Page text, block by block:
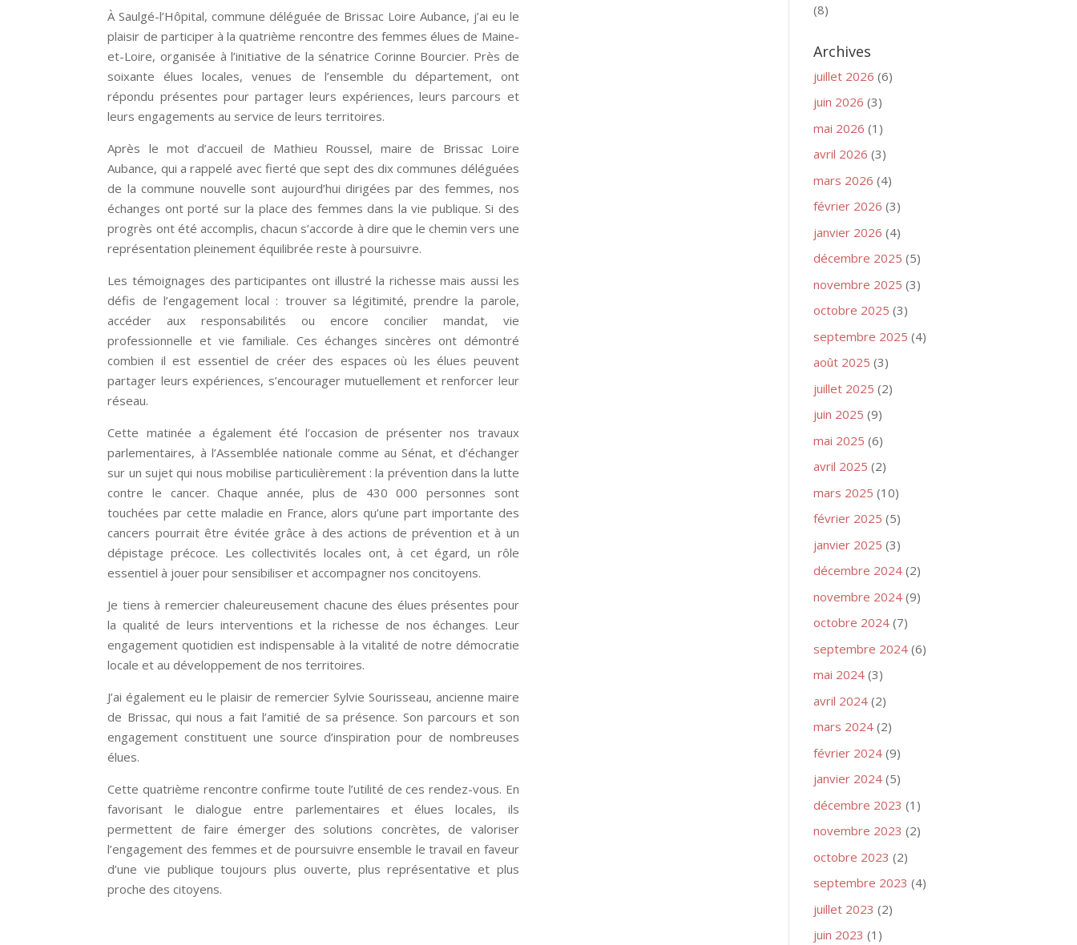
À Saulgé-l’Hôpital, commune déléguée de Brissac Loire Aubance, j’ai eu le
plaisir de participer à la quatrième rencontre des femmes élues de Maine-
et-Loire, organisée à l’initiative de la sénatrice Corinne Bourcier. Près de
soixante élues locales, venues de l’ensemble du département, ont
répondu présentes pour partager leurs expériences, leurs parcours et
leurs engagements au service de leurs territoires.
Après le mot d’accueil de Mathieu Roussel, maire de Brissac Loire
Aubance, qui a rappelé avec fierté que sept des dix communes déléguées
de la commune nouvelle sont aujourd’hui dirigées par des femmes, nos
échanges ont porté sur la place des femmes dans la vie publique. Si des
progrès ont été accomplis, chacun s’accorde à dire que le chemin vers une
représentation pleinement équilibrée reste à poursuivre.
Les témoignages des participantes ont illustré la richesse mais aussi les
défis de l’engagement local : trouver sa légitimité, prendre la parole,
accéder aux responsabilités ou encore concilier mandat, vie
professionnelle et vie familiale. Ces échanges sincères ont démontré
combien il est essentiel de créer des espaces où les élues peuvent
partager leurs expériences, s’encourager mutuellement et renforcer leur
réseau.
Cette matinée a également été l’occasion de présenter nos travaux
parlementaires, à l’Assemblée nationale comme au Sénat, et d’échanger
sur un sujet qui nous mobilise particulièrement : la prévention dans la lutte
contre le cancer. Chaque année, plus de 430 000 personnes sont
touchées par cette maladie en France, alors qu’une part importante des
cancers pourrait être évitée grâce à des actions de prévention et à un
dépistage précoce. Les collectivités locales ont, à cet égard, un rôle
essentiel à jouer pour sensibiliser et accompagner nos concitoyens.
Je tiens à remercier chaleureusement chacune des élues présentes pour
la qualité de leurs interventions et la richesse de nos échanges. Leur
engagement quotidien est indispensable à la vitalité de notre démocratie
locale et au développement de nos territoires.
J’ai également eu le plaisir de remercier Sylvie Sourisseau, ancienne maire
de Brissac, qui nous a fait l’amitié de sa présence. Son parcours et son
engagement constituent une source d’inspiration pour de nombreuses
élues.
Cette quatrième rencontre confirme toute l’utilité de ces rendez-vous. En
favorisant le dialogue entre parlementaires et élues locales, ils
permettent de faire émerger des solutions concrètes, de valoriser
l’engagement des femmes et de poursuivre ensemble le travail en faveur
d’une vie publique toujours plus ouverte, plus représentative et plus
proche des citoyens.
(8)
Archives
juillet 2026 (6)
juin 2026 (3)
mai 2026 (1)
avril 2026 (3)
mars 2026 (4)
février 2026 (3)
janvier 2026 (4)
décembre 2025 (5)
novembre 2025 (3)
octobre 2025 (3)
septembre 2025 (4)
août 2025 (3)
juillet 2025 (2)
juin 2025 (9)
mai 2025 (6)
avril 2025 (2)
mars 2025 (10)
février 2025 (5)
janvier 2025 (3)
décembre 2024 (2)
novembre 2024 (9)
octobre 2024 (7)
septembre 2024 (6)
mai 2024 (3)
avril 2024 (2)
mars 2024 (2)
février 2024 (9)
janvier 2024 (5)
décembre 2023 (1)
novembre 2023 (2)
octobre 2023 (2)
septembre 2023 (4)
juillet 2023 (2)
juin 2023 (1)